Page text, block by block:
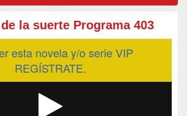
la suerte Programa 403
esta novela y/o serie VIP
REGÍSTRATE.